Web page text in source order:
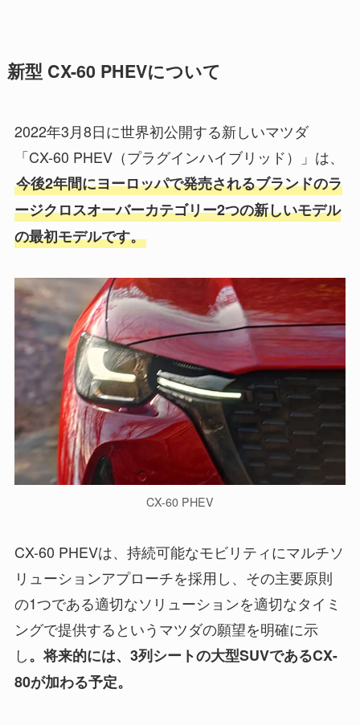
新型 CX-60 PHEVについて
2022年3月8日に世界初公開する新しいマツダ
「CX-60 PHEV（プラグインハイブリッド）」は、
今後2年間にヨーロッパで発売されるブランドのラ
ージクロスオーバーカテゴリー2つの新しいモデル
の最初モデルです。
CX-60 PHEV
CX-60 PHEVは、持続可能なモビリティにマルチソ
リューションアプローチを採用し、その主要原則
の1つである適切なソリューションを適切なタイミ
ングで提供するというマツダの願望を明確に示
し。将来的には、3列シートの大型SUVであるCX-
80が加わる予定。